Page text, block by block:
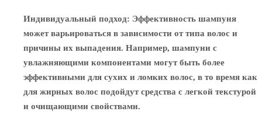
Индивидуальный подход: Эффективность шампуня
может варьироваться в зависимости от типа волос и
причины их выпадения. Например, шампуни с
увлажняющими компонентами могут быть более
эффективными для сухих и ломких волос, в то время как
для жирных волос подойдут средства с легкой текстурой
и очищающими свойствами.